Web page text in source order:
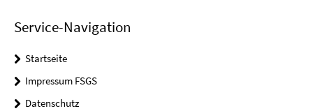
Service-Navigation
Startseite
Impressum FSGS
Datenschutz